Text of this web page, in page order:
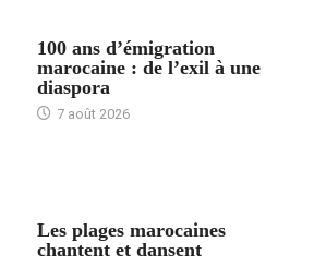
100 ans d’émigration
marocaine : de l’exil à une
diaspora
7 août 2026
Les plages marocaines
chantent et dansent